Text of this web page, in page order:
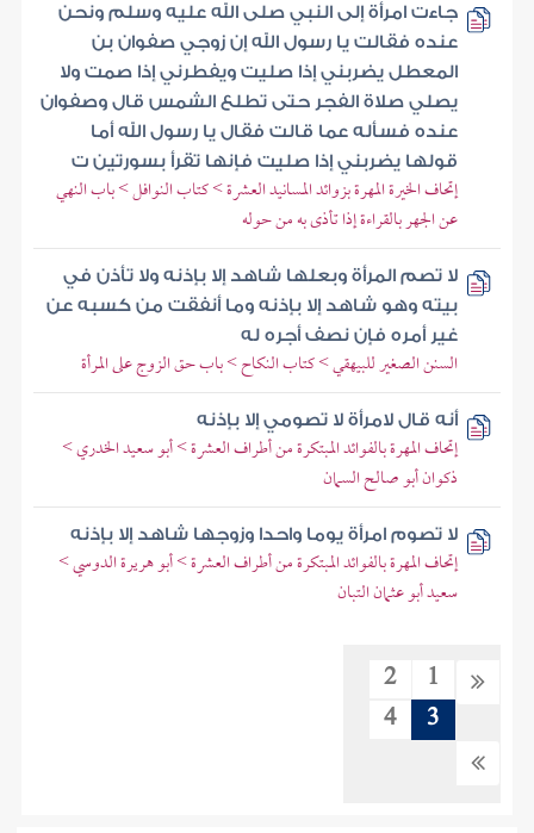
جاءت امرأة إلى النبي صلى الله عليه وسلم ونحن
عنده فقالت يا رسول الله إن زوجي صفوان بن
المعطل يضربني إذا صليت ويفطرني إذا صمت ولا
يصلي صلاة الفجر حتى تطلع الشمس قال وصفوان
عنده فسأله عما قالت فقال يا رسول الله أما
قولها يضربني إذا صليت فإنها تقرأ بسورتين ت
إتحاف الخيرة المهرة بزوائد المسانيد العشرة > كتاب النوافل > باب النهي
عن الجهر بالقراءة إذا تأذى به من حوله
لا تصم المرأة وبعلها شاهد إلا بإذنه ولا تأذن في
بيته وهو شاهد إلا بإذنه وما أنفقت من كسبه عن
غير أمره فإن نصف أجره له
السنن الصغير للبيهقي > كتاب النكاح > باب حق الزوج على المرأة
أنه قال لامرأة لا تصومي إلا بإذنه
إتحاف المهرة بالفوائد المبتكرة من أطراف العشرة > أبو سعيد الخدري >
ذكوان أبو صالح السمان
لا تصوم امرأة يوما واحدا وزوجها شاهد إلا بإذنه
إتحاف المهرة بالفوائد المبتكرة من أطراف العشرة > أبو هريرة الدوسي >
سعيد أبو عثمان التبان
1
2
3
4